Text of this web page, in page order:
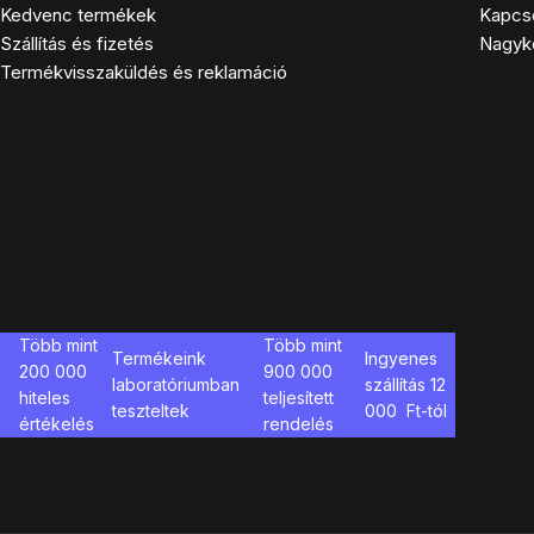
Kedvenc termékek
Szállítás és fizetés
Termékvisszaküldés és reklamáció
Több mint
200 000
hiteles
értékelés
Termékeink
laboratóriumban
teszteltek
Több mint
900 000
teljesített
rendelés
Ingyenes
szállítás 12
000 Ft-tól